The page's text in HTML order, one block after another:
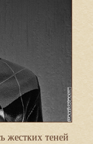
жестких теней